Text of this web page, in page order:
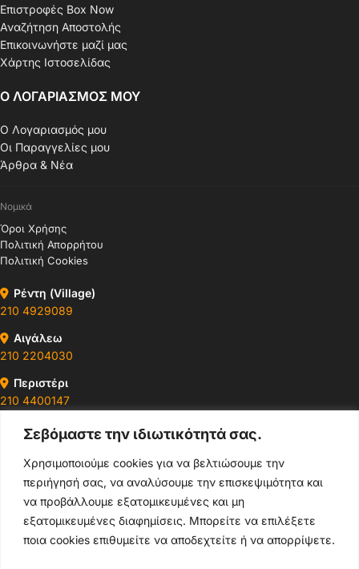
Σεβόμαστε την ιδιωτικότητά σας.
Χρησιμοποιούμε cookies για να βελτιώσουμε την
περιήγησή σας, να αναλύσουμε την επισκεψιμότητα και
να προβάλλουμε εξατομικευμένες και μη
εξατομικευμένες διαφημίσεις. Μπορείτε να επιλέξετε
ποια cookies επιθυμείτε να αποδεχτείτε ή να απορρίψετε.
Επιστροφές Box Now
Αναζήτηση Αποστολής
Επικοινωνήστε μαζί μας
Χάρτης Ιστοσελίδας
Ο ΛΟΓΑΡΙΑΣΜΟΣ ΜΟΥ
Ο Λογαριασμός μου
Οι Παραγγελίες μου
Άρθρα & Νέα
Νομικά
Όροι Χρήσης
Πολιτική Απορρήτου
Πολιτική Cookies
Ρέντη (Village)
210 4929089
Αιγάλεω
210 2204030
Περιστέρι
210 4400147
Ωράρια & Διευθύνσεις →
210 4929089
Κεντρικό τηλέφωνο
info@thikishop.gr